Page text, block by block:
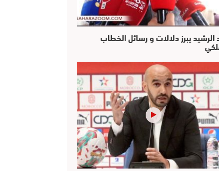
الرشيد يبرز دلالات و رسائل الخطاب